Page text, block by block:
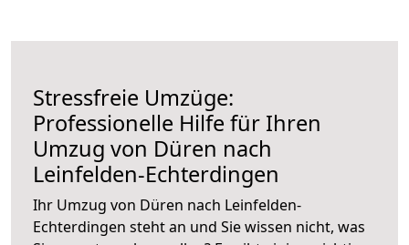
Stressfreie Umzüge:
Professionelle Hilfe für Ihren
Umzug von Düren nach
Leinfelden-Echterdingen
Ihr Umzug von Düren nach Leinfelden-
Echterdingen steht an und Sie wissen nicht, was